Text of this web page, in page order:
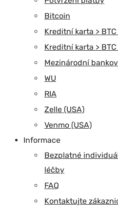
Bitcoin
Kreditní karta >
Kreditní karta >
Mezinárodní
WU
RIA
Zelle (USA)
Venmo (USA)
Informace
Bezplatné
léčby
FAQ
Kontaktujte